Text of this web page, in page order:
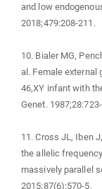
and low
2018;479:208-211.
10. Bialer MG,
al. Female external
46,XY infant with
Genet.
11. Cross JL, Iben
the allelic
massively parallel
2015;87(6):570-5.